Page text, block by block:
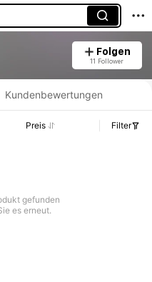
Folgen
11 Follower
und Lagerbestandsdetails.
Kundenbewertungen
Preis Filter
gefunden
es erneut.